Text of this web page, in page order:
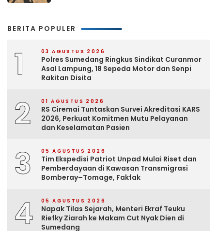
BERITA POPULER
1 03 AGUSTUS 2026
Polres Sumedang Ringkus Sindikat Curanmor
Asal Lampung, 18 Sepeda Motor dan Senpi
Rakitan Disita
2 01 AGUSTUS 2026
RS Ciremai Tuntaskan Survei Akreditasi KARS
2026, Perkuat Komitmen Mutu Pelayanan
dan Keselamatan Pasien
3 05 AGUSTUS 2026
Tim Ekspedisi Patriot Unpad Mulai Riset dan
Pemberdayaan di Kawasan Transmigrasi
Bomberay–Tomage, Fakfak
4 05 AGUSTUS 2026
Napak Tilas Sejarah, Menteri Ekraf Teuku
Riefky Ziarah ke Makam Cut Nyak Dien di
Sumedang